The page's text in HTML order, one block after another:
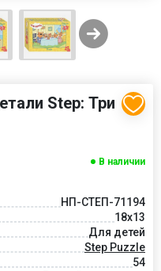
Step: Три
В наличии
НП-СТЕП-71194
18x13
Для детей
Step Puzzle
54